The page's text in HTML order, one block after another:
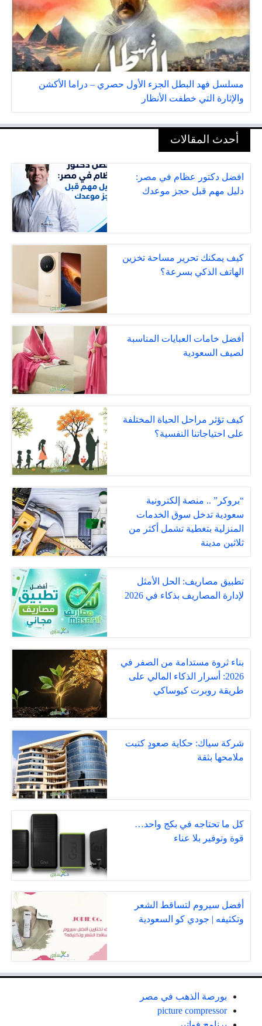
مسلسل فهد البطل الجزء الأول حصري – دراما الأكشن
والإثارة التي خطفت الأنظار
أحدث المقالات
افضل دكتور عظام في مصر:
دليل مهم قبل حجز موعدك
كيف يمكنك تحرير مساحة تخزين
الهاتف الذكي بسرعة؟
أفضل خامات العبايات المناسبة
لصيف السعودية
كيف تؤثر مراحل الحياة المختلفة
على احتياجاتنا النفسية؟
“بروكر” .. منصة إلكترونية
سعودية تدخل سوق الخدمات
المنزلية بتغطية تشمل أكثر من
ثلاثين مدينة
تطبيق مصاريف: الحل الأمثل
لإدارة المصاريف بذكاء في 2026
بناء ثروة مستدامة من الصفر في
2026: أسرار الذكاء المالي على
طريقة روبرت كيوساكي
شركة سياك: حكاية صعودٍ كتبت
ملامحها بثقة
كل ما تحتاجه في بكج واحد…
قوة وتوفير بلا عناء
أفضل سيروم لتساقط الشعر
وتكثيفه | جودي كو السعودية
بورصة الذهب في مصر
picture compressor